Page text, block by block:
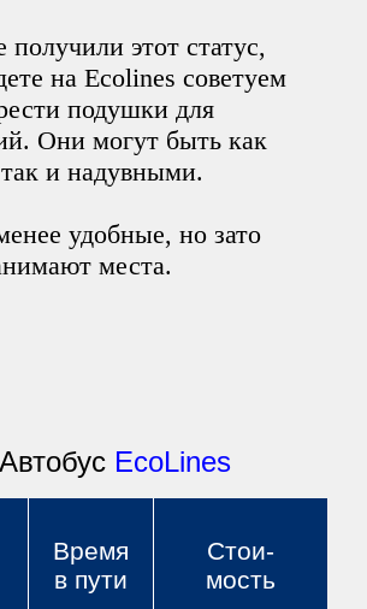
этот статус,
на Ecolines советуем
подушки для
Они могут быть как
и надувными.
удобные, но зато
места.
EcoLines
Время
в пути
Стои-
мость